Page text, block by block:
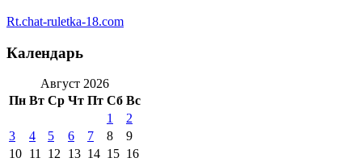
Rt.chat-ruletka-18.com
Календарь
Август 2026
Пн Вт Ср Чт Пт Сб Вс
1
2
3
4 5 6 7 8
9
10 11 12 13 14 15 16